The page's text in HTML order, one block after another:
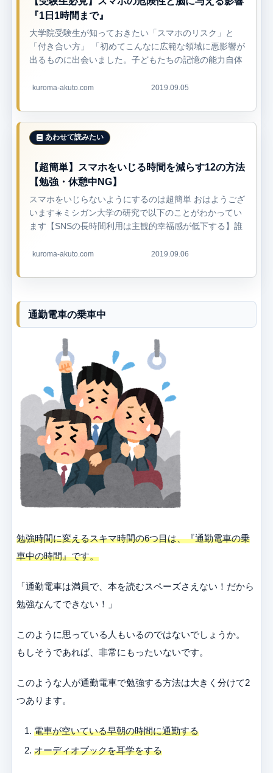
『1日1時間まで』
大学院受験生が知っておきたい「スマホのリスク」と
「付き合い方」 「初めてこんなに広範な領域に悪影響が
出るものに出会いました。子どもたちの記憶の能力自体
ですけれども、法律によって１８歳ま...
kuroma-akuto.com 2019.09.05
【超簡単】スマホをいじる時間を減らす12の方法
【勉強・休憩中NG】
スマホをいじらないようにするのは超簡単 おはようござ
います☀️ミシガン大学の研究で以下のことがわかってい
ます【SNSの長時間利用は主観的幸福感が低下する】誰
いるそうです『スマホ依存症...
kuroma-akuto.com 2019.09.06
通勤電車の乗車中
勉強時間に変えるスキマ時間の6つ目は、『通勤電車の乗
車中の時間』です。
「通勤電車は満員で、本を読むスペーズさえない！だから
勉強なんてできない！」
このように思っている人もいるのではないでしょうか。
もしそうであれば、非常にもったいないです。
このような人が通勤電車で勉強する方法は大きく分けて2
つあります。
電車が空いている早朝の時間に通勤する
オーディオブックを耳学をする